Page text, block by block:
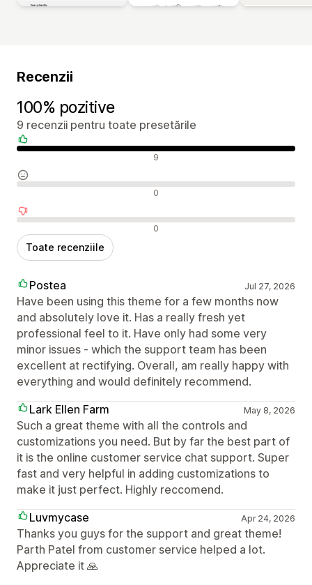
Recenzii
100% pozitive
9 recenzii pentru toate presetările
Recenzii pozitive 9
Recenzii neutre 0
Recenzii negative 0
Toate recenziile
Postea Jul 27, 2026
Have been using this theme for a few months now
and absolutely love it. Has a really fresh yet
professional feel to it. Have only had some very
minor issues - which the support team has been
excellent at rectifying. Overall, am really happy with
everything and would definitely recommend.
Lark Ellen Farm
May 8, 2026
Such a great theme with all the controls and
customizations you need. But by far the best part of
it is the online customer service chat support. Super
fast and very helpful in adding customizations to
make it just perfect. Highly reccomend.
Luvmycase
Apr 24, 2026
Thanks you guys for the support and great theme!
Parth Patel from customer service helped a lot.
Appreciate it 🙏